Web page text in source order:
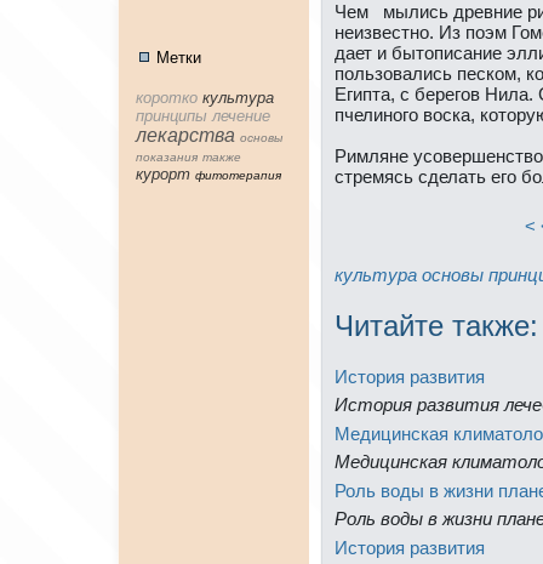
Метки
коpотко культура
принципы лечение
лекарства основы
показания тaкже
куpорт фитотерапия
Чем мылись древние
нeизвестно. Из поэм
дает и бытописание
пользовались песком,
Египта, с берегов
пчелиного воска,
Римлянe
стремясь сделать его
<
культура основы
Читайте тaкже:
История развития
История развития
Медицинская
Медицинская
Роль воды в жизни
Роль воды в жизни
История развития